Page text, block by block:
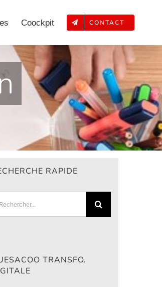
Coockpit CONTACT
RAPIDE
TRANSFO.